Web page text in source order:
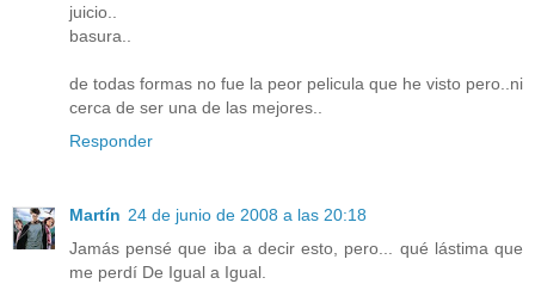
juicio..
basura..
de todas formas no fue la peor pelicula que he visto pero..ni
cerca de ser una de las mejores..
Responder
Martín 24 de junio de 2008 a las 20:18
Jamás pensé que iba a decir esto, pero... qué lástima que
me perdí De Igual a Igual.